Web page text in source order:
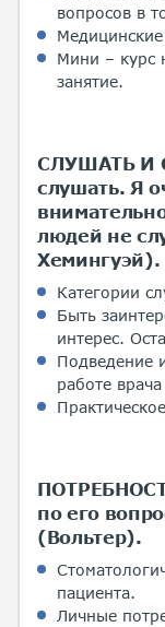
вопросов в
Мини – курс
занятие.
СЛУШАТЬ И
слушать. Я
людей не
Хемингуэй).
Категории
Быть
интерес.
Подведение
работе
по его
(Вольтер).
пациента.
Личные